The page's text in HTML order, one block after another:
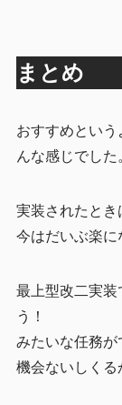
まとめ
おすすめという
んな感じでした
実装されたとき
今はだいぶ楽に
最上型改二実装
う！
みたいな任務が
機会ないしくる